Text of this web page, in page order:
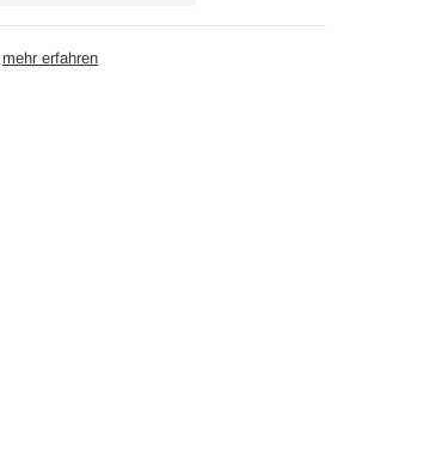
mehr erfahren